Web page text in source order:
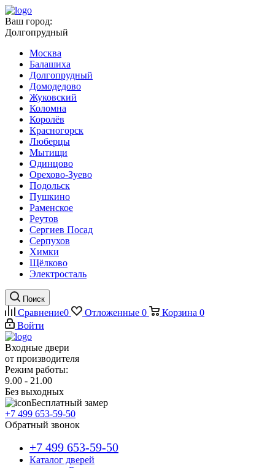
Ваш город:
Долгопрудный
Москва
Балашиха
Долгопрудный
Домодедово
Жуковский
Коломна
Королёв
Красногорск
Люберцы
Мытищи
Одинцово
Орехово-Зуево
Подольск
Пушкино
Раменское
Реутов
Сергиев Посад
Серпухов
Химки
Щёлково
Электросталь
Поиск
Сравнение0 Отложенные 0 Корзина 0
Войти
Входные двери
от производителя
Режим работы:
9.00 - 21.00
Без выходных
Бесплатный замер
+7 499 653-59-50
Обратный звонок
+7 499 653-59-50
Каталог дверей